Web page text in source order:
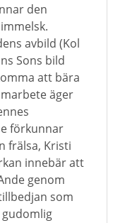
den
avbild (Kol
Sons bild
att bära
äger
förkunnar
frälsa, Kristi
innebär att
genom
som